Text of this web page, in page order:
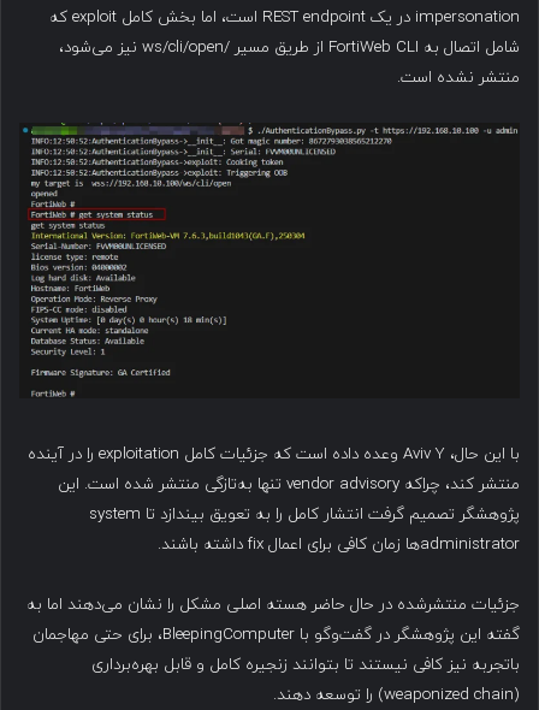
impersonation در یک REST endpoint است، اما بخش کامل exploit که
شامل اتصال به FortiWeb CLI از طریق مسیر /ws/cli/open نیز می‌شود،
منتشر نشده است.
با این حال، Aviv Y وعده داده است که جزئیات کامل exploitation را در آینده
منتشر کند، چراکه vendor advisory تنها به‌تازگی منتشر شده است. این
پژوهشگر تصمیم گرفت انتشار کامل را به تعویق بیندازد تا system
administrator‌ها زمان کافی برای اعمال fix داشته باشند.
جزئیات منتشرشده در حال حاضر هسته اصلی مشکل را نشان می‌دهند اما به
گفته این پژوهشگر در گفت‌وگو با BleepingComputer، برای حتی مهاجمان
باتجربه نیز کافی نیستند تا بتوانند زنجیره کامل و قابل بهره‌برداری
(weaponized chain) را توسعه دهند.